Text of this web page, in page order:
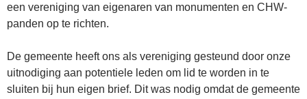
een vereniging van eigenaren van monumenten en CHW-
panden op te richten.
De gemeente heeft ons als vereniging gesteund door onze
uitnodiging aan potentiele leden om lid te worden in te
sluiten bij hun eigen brief. Dit was nodig omdat de gemeente